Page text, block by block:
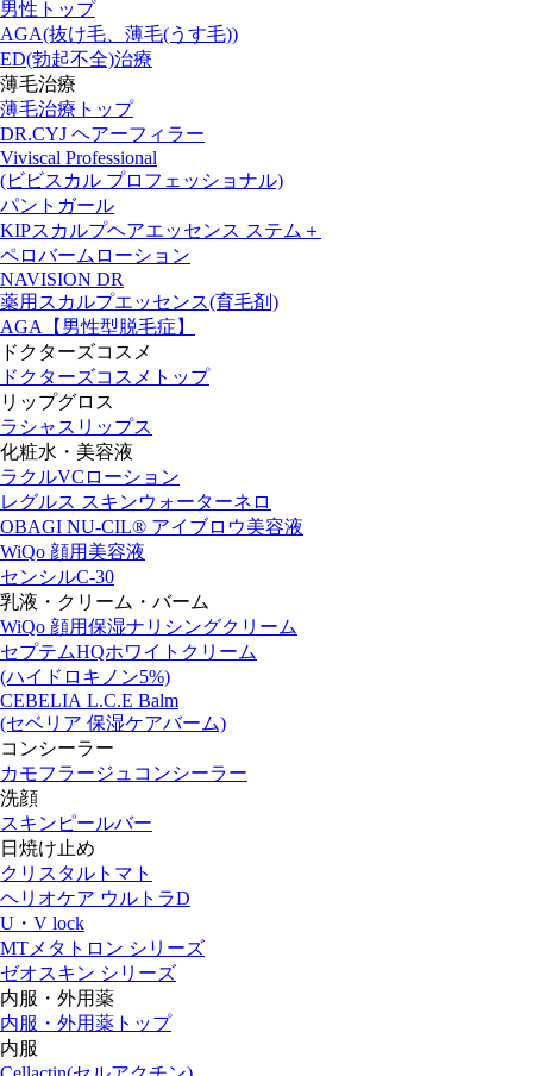
男性トップ
AGA(抜け毛、薄毛(うす毛))
ED(勃起不全)治療
薄毛治療
薄毛治療トップ
DR.CYJ ヘアーフィラー
Viviscal Professional
(ビビスカル プロフェッショナル)
パントガール
KIPスカルプヘアエッセンス ステム＋
ペロバームローション
NAVISION DR
薬用スカルプエッセンス(育毛剤)
AGA【男性型脱毛症】
ドクターズコスメ
ドクターズコスメトップ
リップグロス
ラシャスリップス
化粧水・美容液
ラクルVCローション
レグルス スキンウォーターネロ
OBAGI NU-CIL® アイブロウ美容液
WiQo 顔用美容液
センシルC-30
乳液・クリーム・バーム
WiQo 顔用保湿ナリシングクリーム
セプテムHQホワイトクリーム
(ハイドロキノン5%)
CEBELIA L.C.E Balm
(セベリア 保湿ケアバーム)
コンシーラー
カモフラージュコンシーラー
洗顔
スキンピールバー
日焼け止め
クリスタルトマト
ヘリオケア ウルトラD
U・V lock
MTメタトロン シリーズ
ゼオスキン シリーズ
内服・外用薬
内服・外用薬トップ
内服